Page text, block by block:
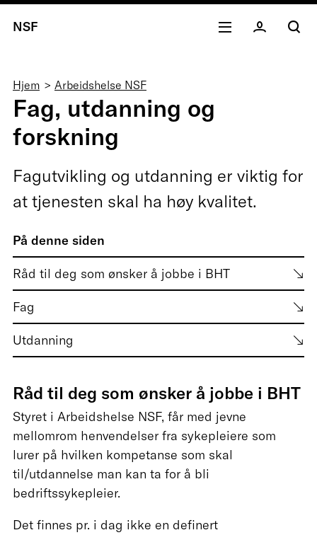
NSF
Navigasjonssti
Hjem Arbeidshelse NSF
Fag, utdanning og
forskning
Fagutvikling og utdanning er viktig for
at tjenesten skal ha høy kvalitet.
På denne siden
Råd til deg som ønsker å jobbe i BHT
Fag
Utdanning
Råd til deg som ønsker å jobbe i BHT
Styret i Arbeidshelse NSF, får med jevne
mellomrom henvendelser fra sykepleiere som
lurer på hvilken kompetanse som skal
til/utdannelse man kan ta for å bli
bedriftssykepleier.
Det finnes pr. i dag ikke en definert